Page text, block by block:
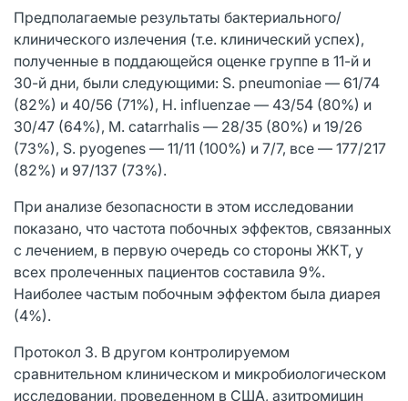
Предполагаемые результаты бактериального/
клинического излечения (т.е. клинический успех),
полученные в поддающейся оценке группе в 11-й и
30-й дни, были следующими: S. pneumoniae — 61/74
(82%) и 40/56 (71%), H. influenzae — 43/54 (80%) и
30/47 (64%), M. catarrhalis — 28/35 (80%) и 19/26
(73%), S. pyogenes — 11/11 (100%) и 7/7, все — 177/217
(82%) и 97/137 (73%).
При анализе безопасности в этом исследовании
показано, что частота побочных эффектов, связанных
с лечением, в первую очередь со стороны ЖКТ, у
всех пролеченных пациентов составила 9%.
Наиболее частым побочным эффектом была диарея
(4%).
Протокол 3. В другом контролируемом
сравнительном клиническом и микробиологическом
исследовании, проведенном в США, азитромицин